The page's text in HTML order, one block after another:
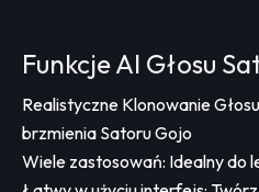
Funkcje AI Głosu
Realistyczne Klonowanie
brzmienia Satoru Gojo
Wiele zastosowań: Idealny do